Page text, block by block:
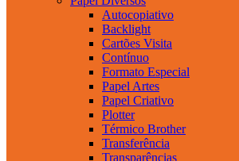
Autocopiativo
Backlight
Cartões Visita
Contínuo
Formato Especial
Papel Artes
Papel Criativo
Plotter
Térmico Brother
Transferência
Transparências